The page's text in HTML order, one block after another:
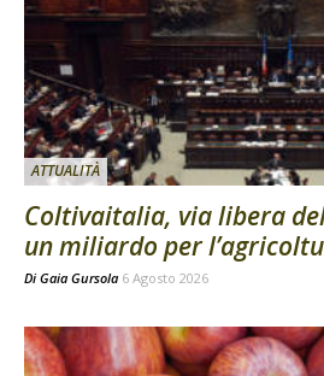
ATTUALITÀ
Coltivaitalia, via libera
un miliardo per
Di Gaia Gursola 6 Agosto 2026